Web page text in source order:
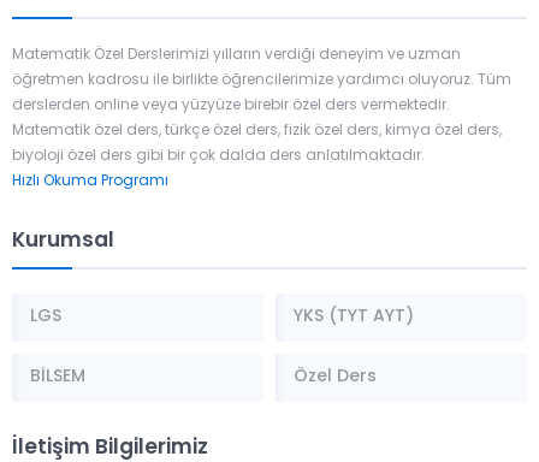
Matematik Özel Derslerimizi yılların verdiği deneyim ve uzman
öğretmen kadrosu ile birlikte öğrencilerimize yardımcı oluyoruz. Tüm
derslerden online veya yüzyüze birebir özel ders vermektedir.
Matematik özel ders, türkçe özel ders, fizik özel ders, kimya özel ders,
biyoloji özel ders gibi bir çok dalda ders anlatılmaktadır.
Hızlı Okuma Programı
Kurumsal
LGS YKS (TYT AYT)
BİLSEM Özel Ders
İletişim Bilgilerimiz